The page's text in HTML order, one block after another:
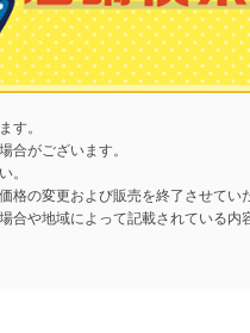
す。
合がございます。
。
格の変更および販売を終了させてい
合や地域によって記載されている